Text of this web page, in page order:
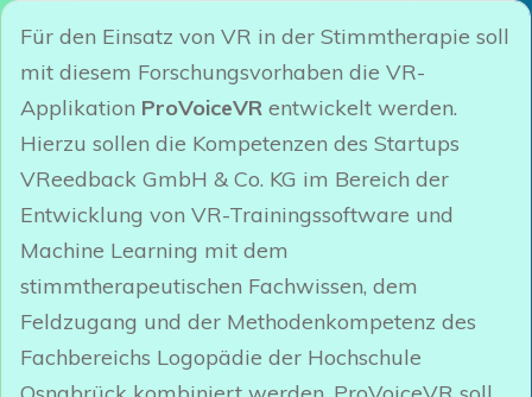
Für den Einsatz von VR in der Stimmtherapie soll
mit diesem Forschungsvorhaben die VR-
Applikation ProVoiceVR entwickelt werden.
Hierzu sollen die Kompetenzen des Startups
VReedback GmbH & Co. KG im Bereich der
Entwicklung von VR-Trainingssoftware und
Machine Learning mit dem
stimmtherapeutischen Fachwissen, dem
Feldzugang und der Methodenkompetenz des
Fachbereichs Logopädie der Hochschule